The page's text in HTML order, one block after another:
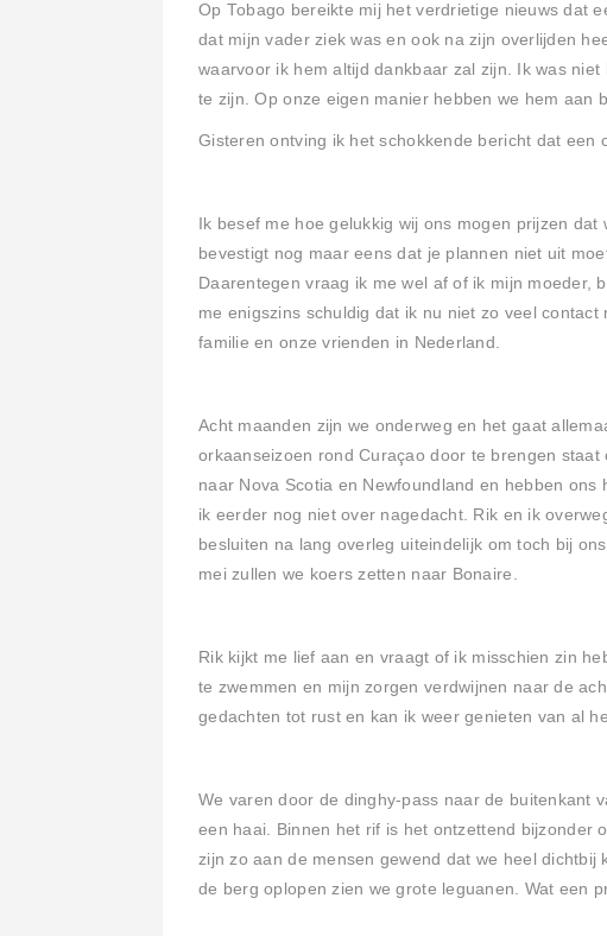
Op Tobago bereikte mij het verdrietige nieuws dat
dat mijn vader ziek was en ook na zijn overlijden
waarvoor ik hem altijd dankbaar zal zijn. Ik was
te zijn. Op onze eigen manier hebben we hem aan
Gisteren ontving ik het schokkende bericht dat
Ik besef me hoe gelukkig wij ons mogen prijzen
bevestigt nog maar eens dat je plannen niet uit
Daarentegen vraag ik me wel af of ik mijn moeder,
me enigszins schuldig dat ik nu niet zo veel
familie en onze vrienden in Nederland.
Acht maanden zijn we onderweg en het gaat
orkaanseizoen rond Curaçao door te brengen
naar Nova Scotia en Newfoundland en hebben
ik eerder nog niet over nagedacht. Rik en ik
besluiten na lang overleg uiteindelijk om toch bij
mei zullen we koers zetten naar Bonaire.
Rik kijkt me lief aan en vraagt of ik misschien zin
te zwemmen en mijn zorgen verdwijnen naar de
gedachten tot rust en kan ik weer genieten van al
We varen door de dinghy-pass naar de buitenkant
een haai. Binnen het rif is het ontzettend bijzonder
zijn zo aan de mensen gewend dat we heel
de berg oplopen zien we grote leguanen. Wat een